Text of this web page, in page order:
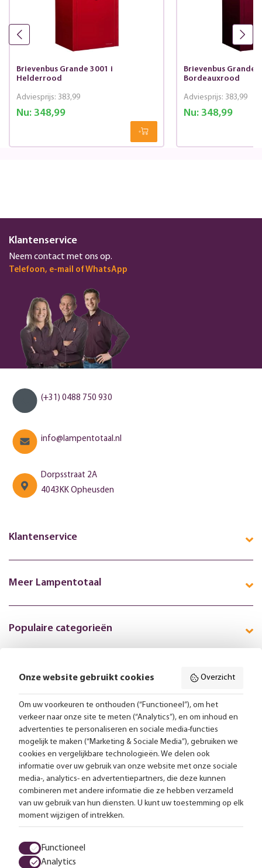
Brievenbus Grande 3001 i
Helderrood
Nu:348,99
Adviesprijs: 383,99
Brievenbus Grande
Bordeauxrood
Nu:348,99
Adviesprijs: 383,99
Klantenservice
Neem contact met ons op.
Telefoon, e-mail of WhatsApp
(+31) 0488 750 930
info@lampentotaal.nl
Dorpsstraat 2A
4043KK Opheusden
Klantenservice
Meer Lampentotaal
Populaire categorieën
Volg ons online:
Gratis bezorging vanaf 99,-
Advies op maat
Meer dan 25.000 lampen op voorraad
4.57 uit 2853 reviews
Onze website gebruikt cookies Overzicht
Om uw voorkeuren te onthouden (“Functioneel”), om het
verkeer naar onze site te meten (“Analytics”), en om inhoud en
advertenties te personaliseren en sociale media-functies
mogelijk te maken (“Marketing & Sociale Media”), gebruiken we
cookies en vergelijkbare technologieën. We delen ook
informatie over uw gebruik van onze website met onze sociale
media-, analytics- en advertentiepartners, die deze kunnen
combineren met andere informatie die ze hebben verzameld
van uw gebruik van hun diensten. U kunt uw toestemming op elk
moment wijzigen of intrekken.
Functioneel
Analytics